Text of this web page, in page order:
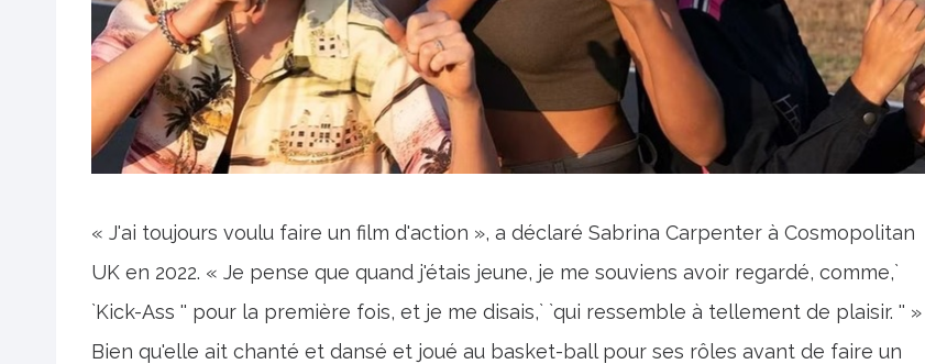
« J'ai toujours voulu faire un film d'action », a déclaré Sabrina Carpenter à Cosmopolitan
UK en 2022. « Je pense que quand j'étais jeune, je me souviens avoir regardé, comme,`
`Kick-Ass '' pour la première fois, et je me disais,` `qui ressemble à tellement de plaisir. '' »
Bien qu'elle ait chanté et dansé et joué au basket-ball pour ses rôles avant de faire un